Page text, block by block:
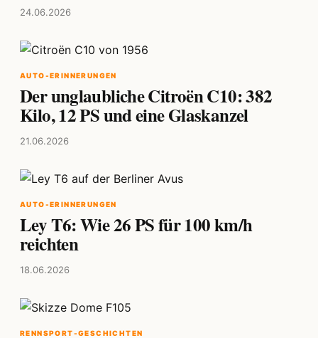
24.06.2026
AUTO-ERINNERUNGEN
Der unglaubliche Citroën C10: 382
Kilo, 12 PS und eine Glaskanzel
21.06.2026
AUTO-ERINNERUNGEN
Ley T6: Wie 26 PS für 100 km/h
reichten
18.06.2026
RENNSPORT-GESCHICHTEN